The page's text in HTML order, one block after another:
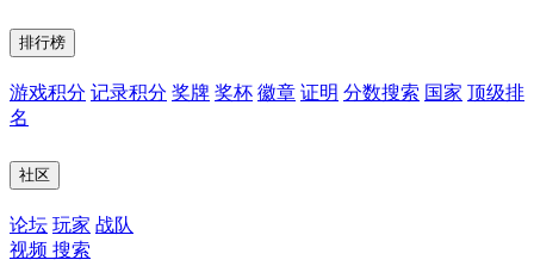
排行榜
游戏积分 记录积分 奖牌 奖杯 徽章 证明 分数搜索 国家 顶级排
名
社区
论坛 玩家 战队
视频 搜索